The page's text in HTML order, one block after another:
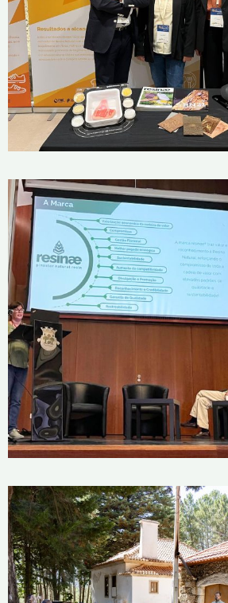
III Fórum de
e Leão
13 de Outubro, 2025
Sessão «A Resinagem de
Manso no Alentejo
18 de Setembro, 2025